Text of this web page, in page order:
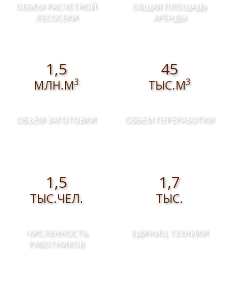
ОБЪЕМ РАСЧЕТНОЙ
ЛЕСОСЕКИ
ОБЩАЯ ПЛОЩАДЬ
АРЕНДЫ
1,5
МЛН.М3
ОБЪЕМ ЗАГОТОВКИ
45
ТЫС.М3
ОБЪЕМ ПЕРЕРАБОТКИ
1,5
ТЫС.ЧЕЛ.
ЧИСЛЕННОСТЬ
РАБОТНИКОВ
1,7
ТЫС.
ЕДИНИЦ ТЕХНИКИ